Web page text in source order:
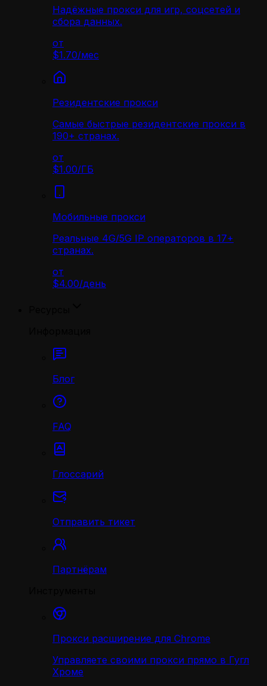
Надёжные прокси для игр, соцсетей и
сбора данных.
от
$1.70/мес
Резидентские прокси
Самые быстрые резидентские прокси в
190+ странах.
от
$1.00/ГБ
Мобильные прокси
Реальные 4G/5G IP операторов в 17+
странах.
от
$4.00/день
Блог
FAQ
Глоссарий
Отправить тикет
Партнёрам
Прокси расширение для Chrome
Управляете своими прокси прямо в Гугл
Хроме